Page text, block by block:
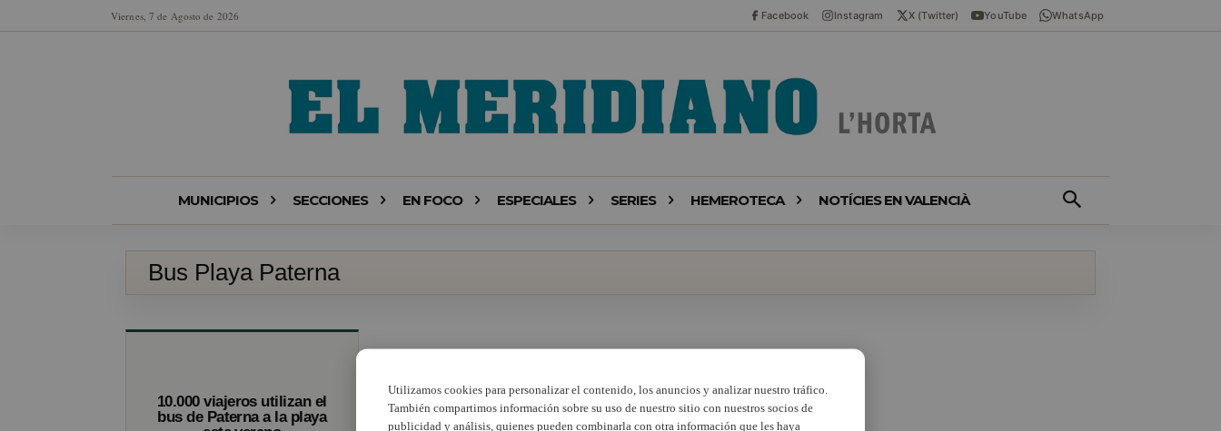
Viernes, 7 de Agosto de 2026 Facebook Instagram X (Twitter) YouTube WhatsApp
MUNICIPIOS SECCIONES EN FOCO ESPECIALES SERIES HEMEROTECA NOTÍCIES EN VALENCIÀ
Bus Playa Paterna
10.000 viajeros utilizan el
bus de Paterna a la playa
Utilizamos cookies para personalizar el contenido, los anuncios y analizar nuestro tráfico.
También compartimos información sobre su uso de nuestro sitio con nuestros socios de
publicidad y análisis, quienes pueden combinarla con otra información que les haya